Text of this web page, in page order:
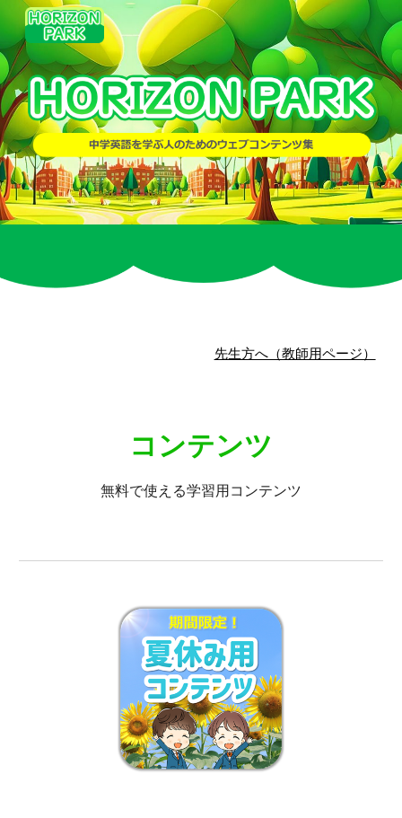
Skip to main content Skip to navigation
先生方へ（教師用ページ）
コンテンツ
無料で使える学習用コンテンツ